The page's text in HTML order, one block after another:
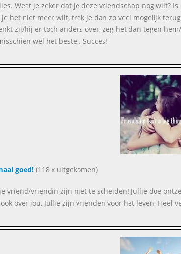
Weet je zeker dat je deze vriendschap nog wilt?
je het niet meer wilt, trek je dan zo veel mogelijk
zij/hij er toch anders over, zeg het dan tegen
wel het beste.. Succes!
goed!(118 x uitgekomen)
vriend/vriendin zijn niet te scheiden! Jullie doe
over jou, Jullie zijn vrienden voor het leven! Heel